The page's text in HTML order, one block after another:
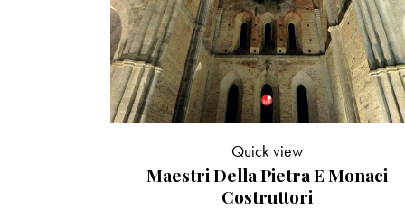
Maestri Della Pietra E Monaci
Costruttori
Quick view